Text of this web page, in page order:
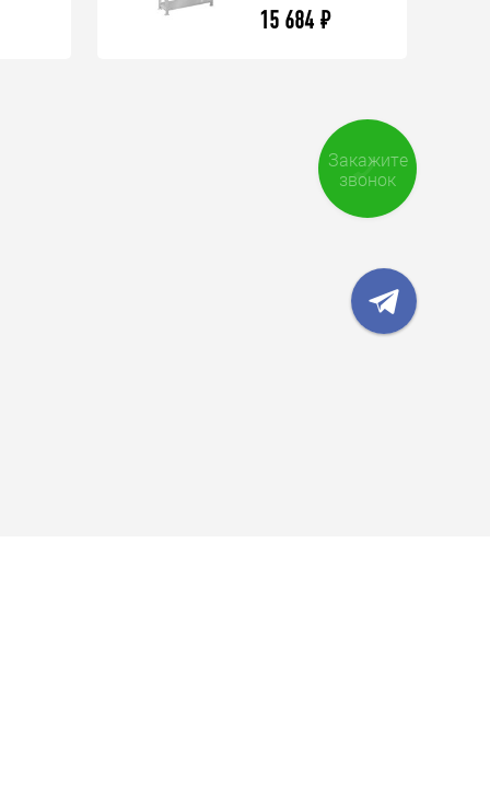
15 684 ₽
Закажите
звонок